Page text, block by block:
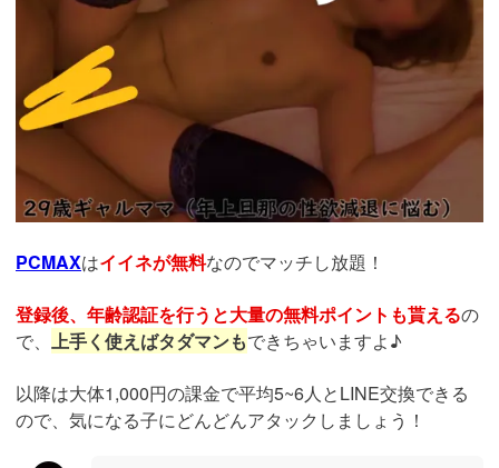
PCMAXはイイネが無料なのでマッチし放題！
登録後、年齢認証を行うと大量の無料ポイントも貰えるの
で、 上手く使えばタダマンもできちゃいますよ♪
以降は大体1,000円の課金で平均5~6人とLINE交換できる
ので、気になる子にどんどんアタックしましょう！